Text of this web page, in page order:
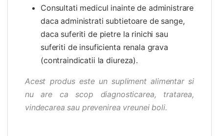
Consultati medicul inainte de administrare
daca administrati subtietoare de sange,
daca suferiti de pietre la rinichi sau
suferiti de insuficienta renala grava
(contraindicatii la diureza).
Acest produs este un supliment alimentar si
nu are ca scop diagnosticarea, tratarea,
vindecarea sau prevenirea vreunei boli.